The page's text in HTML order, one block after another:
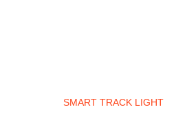
SMART TRACK LIGHT